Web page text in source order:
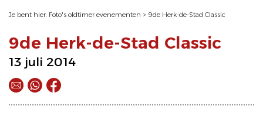
Je bent hier: Foto's oldtimer evenementen > 9de Herk-de-Stad Classic
9de Herk-de-Stad Classic
13 juli 2014